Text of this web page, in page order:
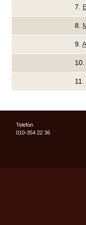
7.
8.
9.
10.
11.
Telefon
010-354 22 36